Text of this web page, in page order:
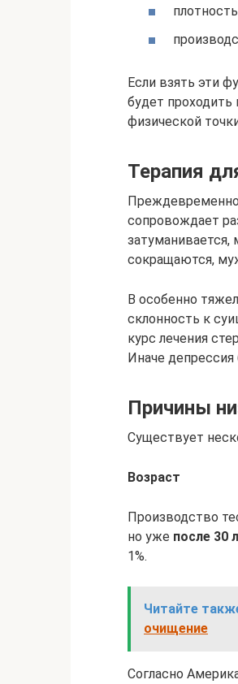
Если взять эти
будет проходить
физической
Терапия
сопровождает
затуманивается,
сокращаются,
В особенно
склонность к
курс лечения
Иначе депрессия
Причины
Существует
Возраст
Производство
но уже после 30
1%.
Читайте
очищение
Согласно